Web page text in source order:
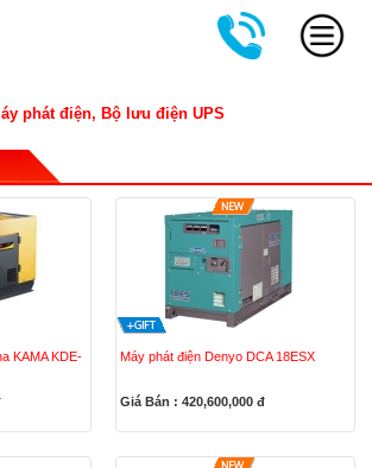
phát điện, Bộ lưu điện UPS
KAMA KDE-
Máy phát điện Denyo DCA 18ESX
Giá Bán : 420,600,000 đ